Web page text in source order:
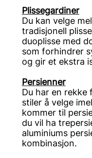
Plissegardiner
Du kan velge
tradisjonell
duoplisse med
som forhindrer
og gir et ekstra
Persienner
Du har en rekke
stiler å velge
kommer til
du vil ha
aluminiums
kombinasjon.